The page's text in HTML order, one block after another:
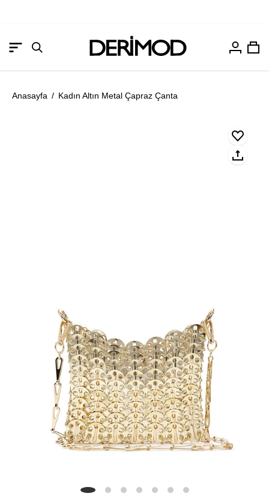
GezinmeArama
Hesabım
Anasayfa / Kadın Altın Metal Çapraz Çanta